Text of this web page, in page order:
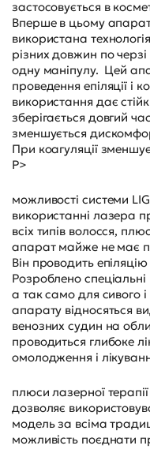
застосовується в
Вперше в цьому
використана
різних довжин по
одну маніпулу. Цей
проведення епіляції і
використання дає
зберігається довгий
зменшується
При коагуляції
P>
можливості системи
використанні лазера
всіх типів волосся,
апарат майже не має
Він проводить
Розроблено
а так само для сивого
апарату відносяться
венозних судин на
проводиться глибоке
омолодження і
плюси лазерної
дозволяє
модель за всіма
можливість поєднати